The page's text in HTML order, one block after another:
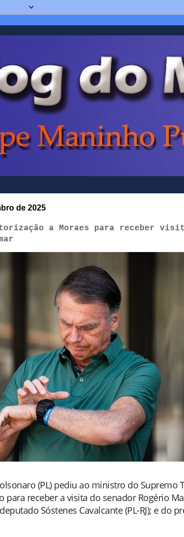
de 2025
a Moraes para receber
(PL) pediu ao ministro do Supremo
para receber a visita do senador Rogério
Sóstenes Cavalcante (PL-RJ); e do